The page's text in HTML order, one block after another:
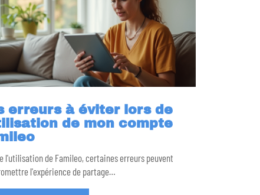
erreurs à éviter lors de
de mon compte
l'utilisation de Famileo, certaines erreurs peuvent
l'expérience de partage…